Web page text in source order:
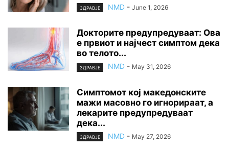
ЗДРАВЈЕ NMD - June 1, 2026
Докторите предупредуваат: Ова
е првиот и најчест симптом дека
во телото...
ЗДРАВЈЕ NMD - May 31, 2026
Симптомот кој македонските
мажи масовно го игнорираат, а
лекарите предупредуваат
дека...
ЗДРАВЈЕ NMD - May 27, 2026